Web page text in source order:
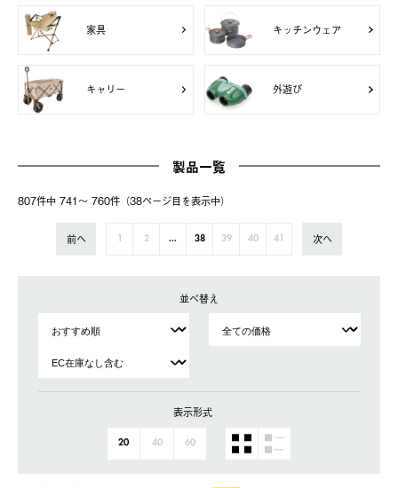
家具 キッチンウェア
キャリー 外遊び
製品一覧
807件中 741〜 760件（38ページ⽬を表⽰中）
前へ 2 ... 38 39 40 41 次へ
並べ替え
表示形式
20 40 60